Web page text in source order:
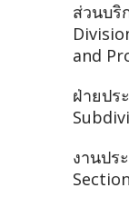
ส่วนบริ
and
ฝ่ายปร
งานปร